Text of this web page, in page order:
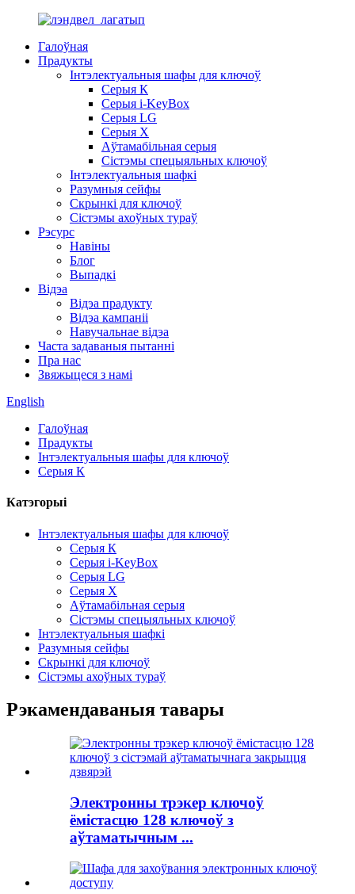
Галоўная
Прадукты
Інтэлектуальныя шафы для ключоў
Серыя К
Серыя i-KeyBox
Серыя LG
Серыя X
Аўтамабільная серыя
Сістэмы спецыяльных ключоў
Інтэлектуальныя шафкі
Разумныя сейфы
Скрынкі для ключоў
Сістэмы ахоўных тураў
Рэсурс
Навіны
Блог
Выпадкі
Відэа
Відэа прадукту
Відэа кампаніі
Навучальнае відэа
Часта задаваныя пытанні
Пра нас
Звяжыцеся з намі
English
Галоўная
Прадукты
Інтэлектуальныя шафы для ключоў
Серыя К
Катэгорыі
Інтэлектуальныя шафы для ключоў
Серыя К
Серыя i-KeyBox
Серыя LG
Серыя X
Аўтамабільная серыя
Сістэмы спецыяльных ключоў
Інтэлектуальныя шафкі
Разумныя сейфы
Скрынкі для ключоў
Сістэмы ахоўных тураў
Рэкамендаваныя тавары
Электронны трэкер ключоў
ёмістасцю 128 ключоў з
аўтаматычным ...